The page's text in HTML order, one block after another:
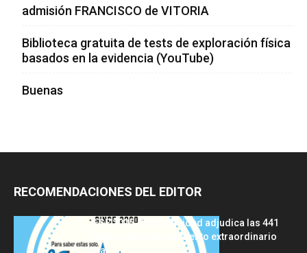
admisión FRANCISCO de VITORIA
Biblioteca gratuita de tests de exploración física
basados en la evidencia (YouTube)
Buenas
RECOMENDACIONES DEL EDITOR
FSE 2025-2026: Sanidad adjudica las 441
plazas del procedimiento extraordinario
tras...